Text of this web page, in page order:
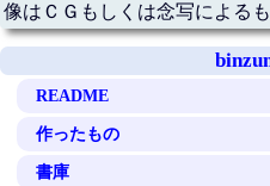
像はＣＧもしくは念写によるも
README
作ったもの
書庫